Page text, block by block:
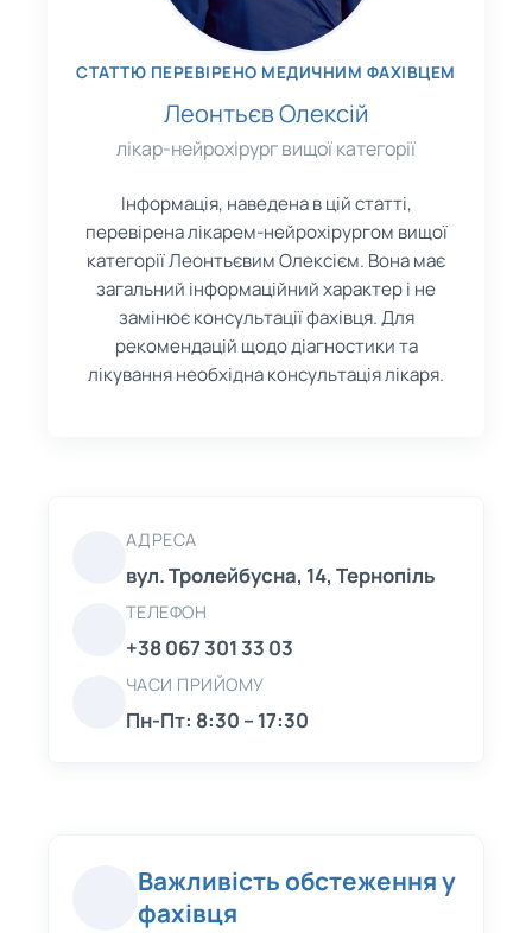
СТАТТЮ ПЕРЕВІРЕНО МЕДИЧНИМ ФАХІВЦЕМ
Леонтьєв Олексій
лікар-нейрохірург вищої категорії
Інформація, наведена в цій статті,
перевірена лікарем-нейрохірургом вищої
категорії Леонтьєвим Олексієм. Вона має
загальний інформаційний характер і не
замінює консультації фахівця. Для
рекомендацій щодо діагностики та
лікування необхідна консультація лікаря.
АДРЕСА
вул. Тролейбусна, 14, Тернопіль
ТЕЛЕФОН
+38 067 301 33 03
ЧАСИ ПРИЙОМУ
Пн-Пт: 8:30 – 17:30
Важливість обстеження у
фахівця